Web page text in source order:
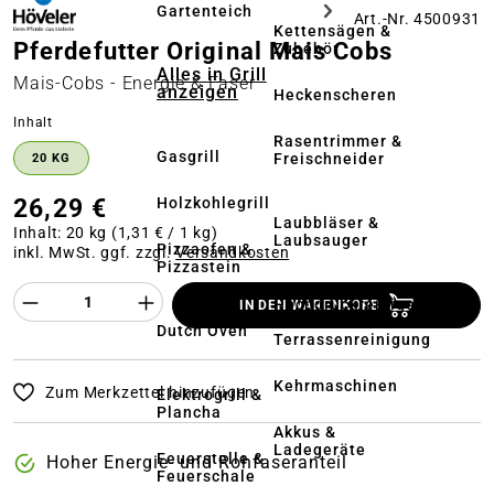
Gartenteich
Alles in Grill
anzeigen
Gasgrill
Holzkohlegrill
Pizzaofen &
Pizzastein
Dutch Oven
Elektrogrill &
Plancha
Feuerstelle &
Feuerschale
Kettensägen &
Zubehör
Heckenscheren
Rasentrimmer &
Freischneider
Laubbläser &
Laubsauger
Hochdruckreiniger
Terrassenreinigung
Kehrmaschinen
Akkus &
Ladegeräte
Art.-Nr. 4500931
Pferdefutter Original Mais Cobs
Mais-Cobs - Energie & Faser
Inhalt
20 KG
26,29 €
Inhalt: 20 kg (1,31 € / 1 kg)
inkl. MwSt. ggf. zzgl.Versandkosten
Produkt Anzahl des Produktes
IN DEN WARENKORB
Zum Merkzettel hinzufügen
Hoher Energie- und Rohfaseranteil